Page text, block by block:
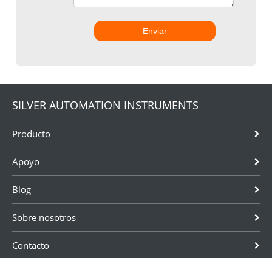
Enviar
SILVER AUTOMATION INSTRUMENTS
Producto
Apoyo
Blog
Sobre nosotros
Contacto